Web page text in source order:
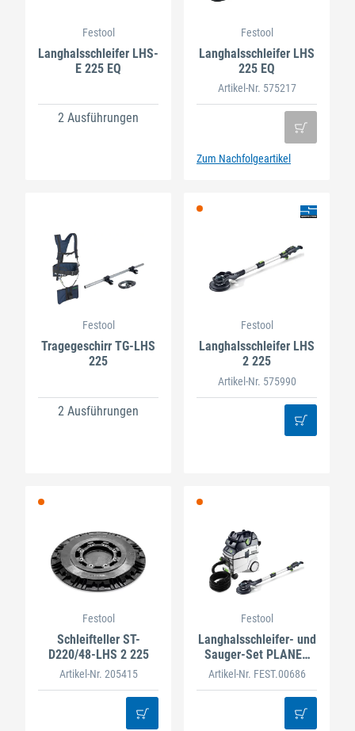
Festool
Langhalsschleifer LHS-
E 225 EQ
2 Ausführungen
Festool
Langhalsschleifer LHS
225 EQ
Artikel-Nr. 575217
Zum Nachfolgeartikel
Festool
Tragegeschirr TG-LHS
225
2 Ausführungen
Festool
Langhalsschleifer LHS
2 225
Artikel-Nr. 575990
Festool
Schleifteller ST-
D220/48-LHS 2 225
Artikel-Nr. 205415
Festool
Langhalsschleifer- und
Sauger-Set PLANEX
LHS 2 225 EQI/CTL 36-
Artikel-Nr. FEST.00686